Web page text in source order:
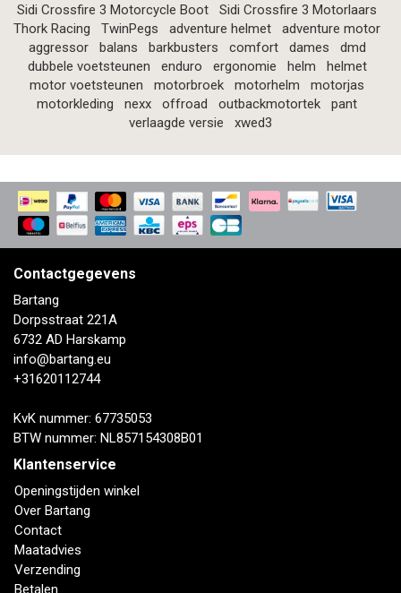
Sidi Crossfire 3 Motorcycle Boot
Sidi Crossfire 3 Motorlaars
Thork Racing
TwinPegs adventure helmet
adventure motor
aggressor
balans barkbusters comfort dames
dmd
dubbele voetsteunen
enduro ergonomie helm
helmet
motor voetsteunen
motorbroek motorhelm
motorjas
motorkleding
nexx offroad outbackmotortek
pant
verlaagde versie
xwed3
Contactgegevens
Bartang
Dorpsstraat 221A
6732 AD Harskamp
info@bartang.eu
+31620112744
KvK nummer: 67735053
BTW nummer: NL857154308B01
Klantenservice
Openingstijden winkel
Over Bartang
Contact
Maatadvies
Verzending
Betalen